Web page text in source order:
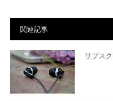
関連記事
サブス